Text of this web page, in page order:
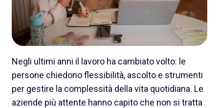
Negli ultimi anni il lavoro ha cambiato volto: le
persone chiedono flessibilità, ascolto e strumenti
per gestire la complessità della vita quotidiana. Le
aziende più attente hanno capito che non si tratta